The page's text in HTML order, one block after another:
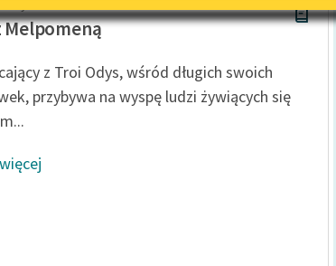
niepełnosprawnościami
E-kolekcja lektur szkolnych i
literatury do słuchania dla
uczennic i uczniów z
niepełnosprawnościami
z Troi Odys, wśród długich swoich
przybywa na wyspę ludzi żywiących się